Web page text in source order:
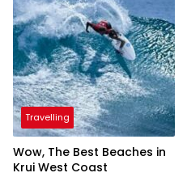
Travelling
Wow, The Best Beaches in
Krui West Coast